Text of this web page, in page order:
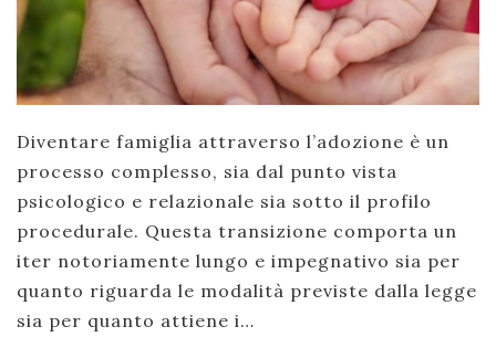
Diventare famiglia attraverso l’adozione è un
processo complesso, sia dal punto vista
psicologico e relazionale sia sotto il profilo
procedurale. Questa transizione comporta un
iter notoriamente lungo e impegnativo sia per
quanto riguarda le modalità previste dalla legge
sia per quanto attiene i…